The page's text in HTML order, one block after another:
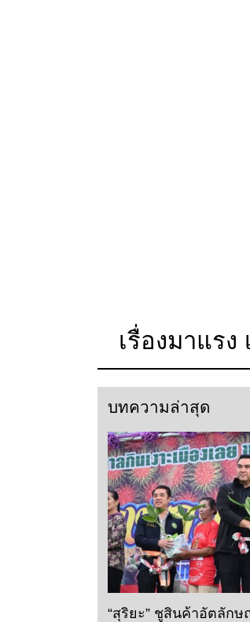
เรื่องมาแรง
บทความล่าสุด
“สุริยะ” ชูสินค้าอัตลัก